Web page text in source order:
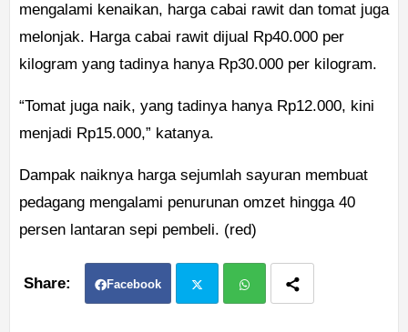
mengalami kenaikan, harga cabai rawit dan tomat juga
melonjak. Harga cabai rawit dijual Rp40.000 per
kilogram yang tadinya hanya Rp30.000 per kilogram.
“Tomat juga naik, yang tadinya hanya Rp12.000, kini
menjadi Rp15.000,” katanya.
Dampak naiknya harga sejumlah sayuran membuat
pedagang mengalami penurunan omzet hingga 40
persen lantaran sepi pembeli. (red)
Facebook